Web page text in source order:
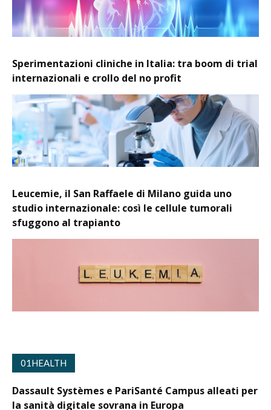
Sperimentazioni cliniche in Italia: tra boom di trial
internazionali e crollo del no profit
Leucemie, il San Raffaele di Milano guida uno
studio internazionale: così le cellule tumorali
sfuggono al trapianto
01HEALTH
Dassault Systèmes e PariSanté Campus alleati per
la sanità digitale sovrana in Europa